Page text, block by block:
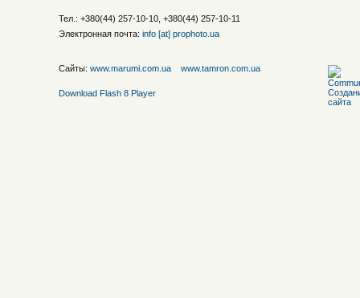
Тел.: +380(44) 257-10-10, +380(44) 257-10-11
Электронная почта: info [at] prophoto.ua
Сайты: www.marumi.com.ua www.tamron.com.ua
Download Flash 8 Player